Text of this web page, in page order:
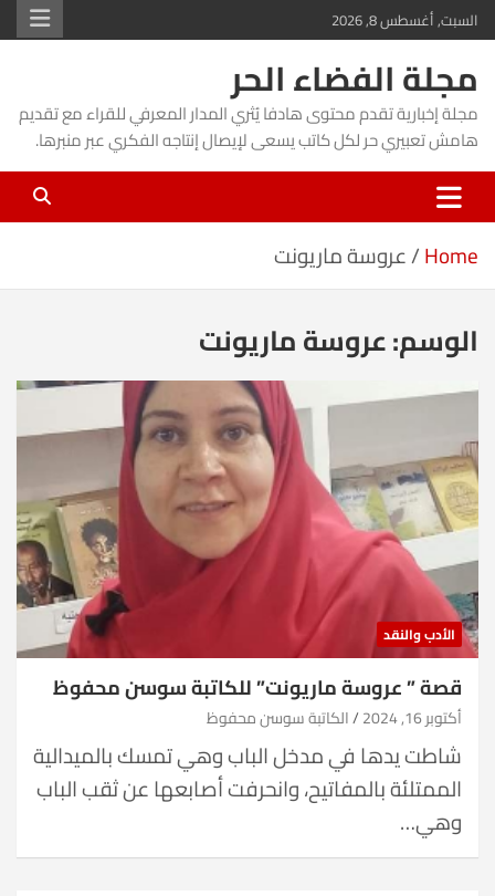
Skip
to
content
السبت, أغسطس 8, 2026
مجلة الفضاء الحر
مجلة إخبارية تقدم محتوى هادفا يُثري المدار المعرفي للقراء مع تقديم
هامش تعبيري حر لكل كاتب يسعى لإيصال إنتاجه الفكري عبر منبرها.
Home عروسة ماريونت
الوسم:عروسة ماريونت
الأدب والنقد
قصة ” عروسة ماريونت” للكاتبة سوسن محفوظ
أكتوبر 16, 2024 الكاتبة سوسن محفوظ
شاطت يدها في مدخل الباب وهي تمسك بالميدالية
الممتلئة بالمفاتيح، وانحرفت أصابعها عن ثقب الباب
وهي…